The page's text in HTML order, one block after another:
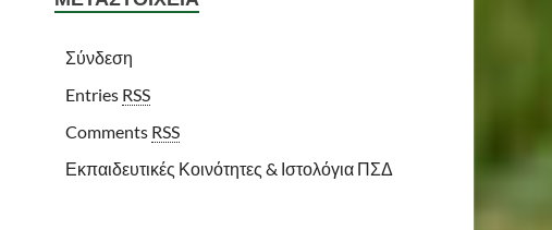
Σύνδεση
Entries RSS
Comments RSS
Εκπαιδευτικές Κοινότητες & Ιστολόγια ΠΣΔ